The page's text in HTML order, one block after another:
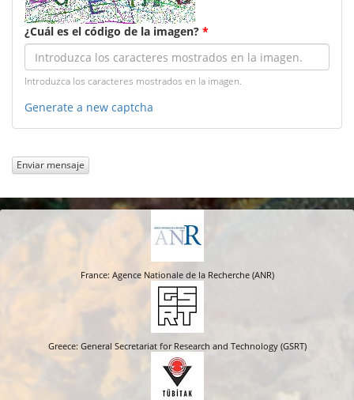
¿Cuál es el código de la imagen? *
Introduzca los caracteres mostrados en la imagen.
Generate a new captcha
Enviar mensaje
France: Agence Nationale de la Recherche (ANR)
Greece: General Secretariat for Research and Technology (GSRT)